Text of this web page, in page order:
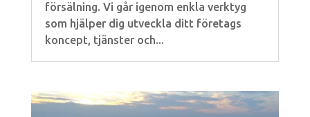
försälning. Vi går igenom enkla verktyg
som hjälper dig utveckla ditt företags
koncept, tjänster och...